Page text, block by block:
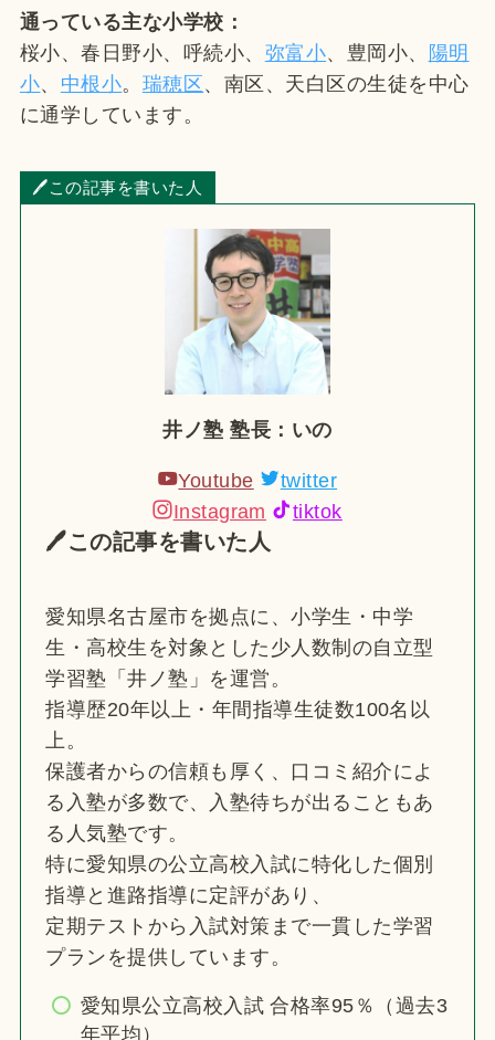
通っている主な小学校：
桜小、春日野小、呼続小、 弥富小、豊岡小、
陽明
小、 中根小。 瑞穂区 、南区、天白区の生徒を中心
に通学しています。
🖊この記事を書いた人
井ノ塾 塾長：いの
Youtube
twitter
Instagram
tiktok
🖊この記事を書いた人
愛知県名古屋市を拠点に、小学生・中学
生・高校生を対象とした少人数制の自立型
学習塾「井ノ塾」を運営。
指導歴20年以上・年間指導生徒数100名以
上。
保護者からの信頼も厚く、口コミ紹介によ
る入塾が多数で、入塾待ちが出ることもあ
る人気塾です。
特に愛知県の公立高校入試に特化した個別
指導と進路指導に定評があり、
定期テストから入試対策まで一貫した学習
プランを提供しています。
愛知県公立高校入試 合格率95％（過去3
年平均）